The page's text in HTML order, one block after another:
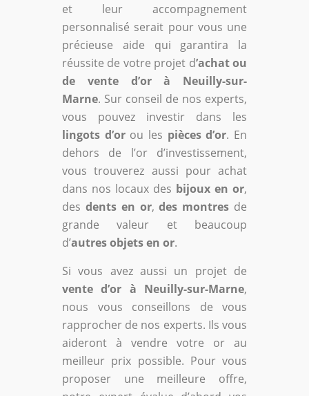
et leur accompagnement
personnalisé serait pour vous une
précieuse aide qui garantira la
réussite de votre projet d’achat ou
de vente d’or à Neuilly-sur-
Marne. Sur conseil de nos experts,
vous pouvez investir dans les
lingots d’or ou les pièces d’or. En
dehors de l’or d’investissement,
vous trouverez aussi pour achat
dans nos locaux des bijoux en or,
des dents en or,des montres de
grande valeur et beaucoup
d’autres objets en or.
Si vous avez aussi un projet de
vente d’or à Neuilly-sur-Marne,
nous vous conseillons de vous
rapprocher de nos experts. Ils vous
aideront à vendre votre or au
meilleur prix possible. Pour vous
proposer une meilleure offre,